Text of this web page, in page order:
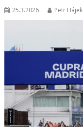
25.3.2026 Petr Hájek